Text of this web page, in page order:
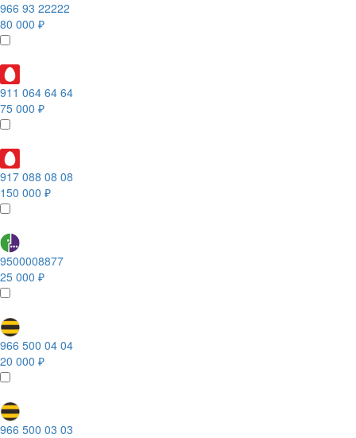
966 93 22222
80 000 ₽
911 064 64 64
75 000 ₽
917 088 08 08
150 000 ₽
9500008877
25 000 ₽
966 500 04 04
20 000 ₽
966 500 03 03